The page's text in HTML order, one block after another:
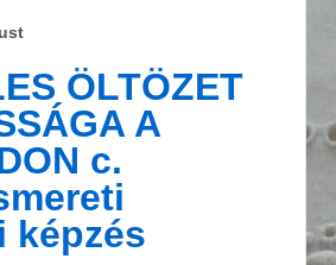
ÖLTÖZET
A
c.
képzés